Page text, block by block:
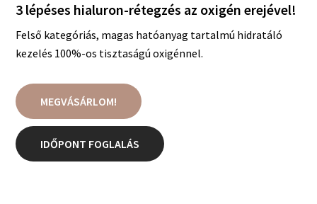
3 lépéses hialuron-rétegzés az oxigén erejével!
Felső kategóriás, magas hatóanyag tartalmú hidratáló
kezelés 100%-os tisztaságú oxigénnel.
MEGVÁSÁRLOM!
IDŐPONT FOGLALÁS